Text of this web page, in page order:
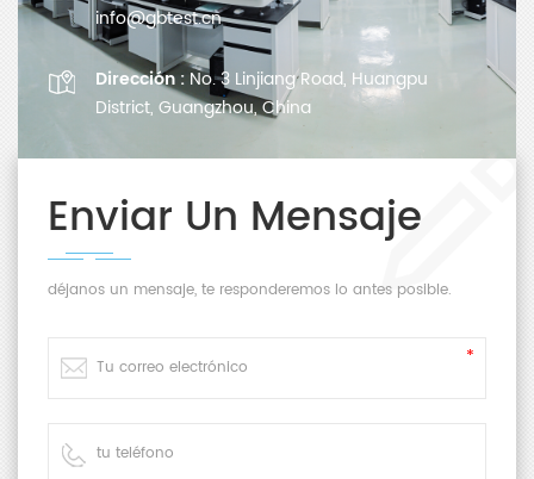
info@gbtest.cn
Dirección : No. 3 Linjiang Road, Huangpu
District, Guangzhou, China
Enviar Un Mensaje
déjanos un mensaje, te responderemos lo antes posible.